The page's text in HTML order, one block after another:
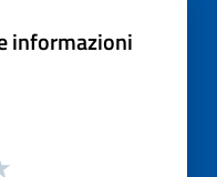
informazioni